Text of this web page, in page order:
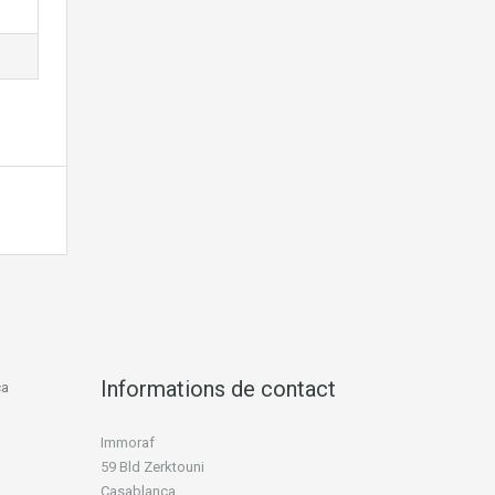
Informations de contact
Immoraf
59 Bld Zerktouni
Casablanca